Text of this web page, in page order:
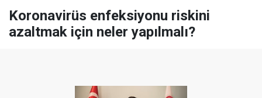
Koronavirüs enfeksiyonu riskini
azaltmak için neler yapılmalı?